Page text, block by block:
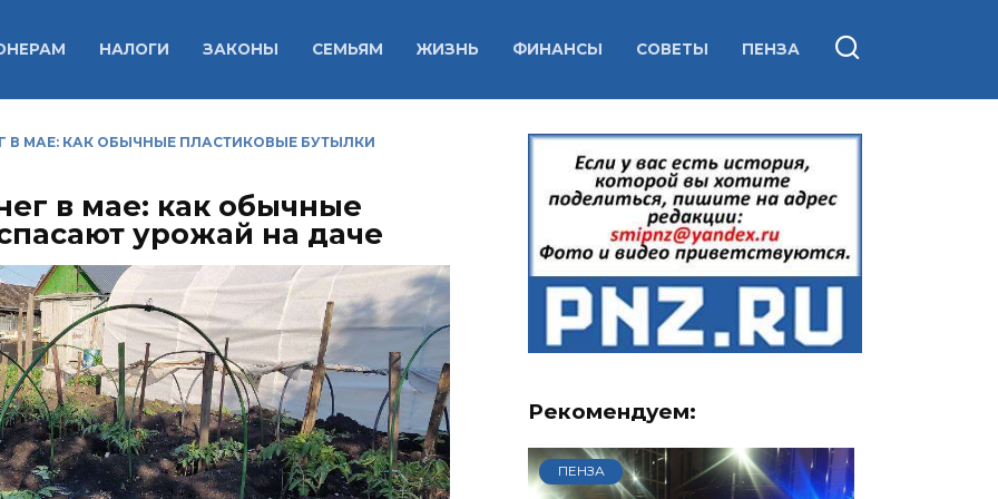
НАЛОГИ ЗАКОНЫ СЕМЬЯМ ЖИЗНЬ ФИНАНСЫ СОВЕТЫ ПЕНЗА
В МАЕ: КАК ОБЫЧНЫЕ ПЛАСТИКОВЫЕ БУТЫЛКИ
в мае: как обычные
урожай на даче
Рекомендуем:
ПЕНЗА